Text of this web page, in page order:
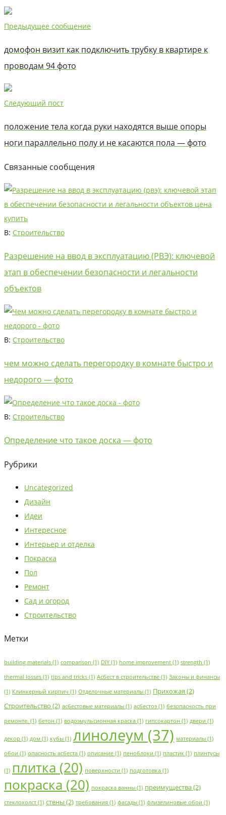
Предыдущее сообщение
домофон визит как подключить трубку в квартире к
проводам 94 фото
Следующий пост
положение тела когда руки находятся выше опоры
ноги параллельно полу и не касаются пола — фото
Связанные сообщения
В: Строительство
Разрешение на ввод в эксплуатацию (РВЭ): ключевой
этап в обеспечении безопасности и легальности
объектов
В: Строительство
чем можно сделать перегородку в комнате быстро и
недорого — фото
В: Строительство
Определение что такое доска — фото
Рубрики
Uncategorized
Дизайн
Идеи
Интересное
Интерьер и отделка
Покраска
Пол
Ремонт
Сад и огород
Строительство
Метки
building materials (1) comparison (1) DIY (1) home improvement (1) strength (1)
thermal losses (1) tips and tricks (1) Асбест в строительстве (1) Законы и финансы
(1) Клинкерный кирпич (1) Отделочные материалы (1) Прихожая (2)
Строительство (2) асбестовые материалы (1) асбестоз (1) безопасность при
ремонте. (1) бетон (1) водоэмульсионная краска (1) гипсокартон (1) двери (1)
декор (1) дом (1) кубы (1) линолеум (37) материалы (1)
обои (1) опасность асбеста (1) описание (1) пеноблоки (1) пластик (1) плинтусы
(1) плитка (20) поверхности (1) подготовка (1)
покраска (20) покраска ванны (1) преимущества(2)
стеклохолст (1) стены (2) требования (1) фасады (1) флизелиновые обои (1)